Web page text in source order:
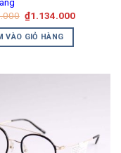
Giá
gốc
là:
₫1.260.000.
₫1.134.000Giá
VÀO GIỎ HÀNG